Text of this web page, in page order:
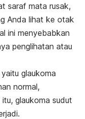
saraf mata rusak,
Anda lihat ke otak
ini menyebabkan
penglihatan atau
glaukoma
normal,
glaukoma sudut